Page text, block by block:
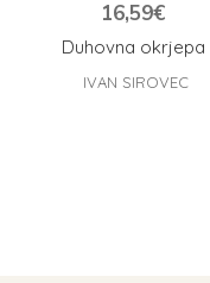
Duhovna okrjepa
16,59€
IVAN SIROVEC